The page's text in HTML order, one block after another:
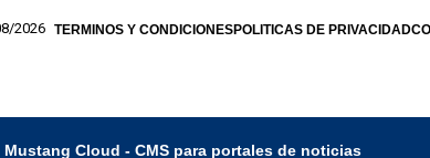
2026 TERMINOS Y CONDICIONESPOLITICAS DE PRIVACIDAD
Mustang Cloud - CMS para portales de noticias